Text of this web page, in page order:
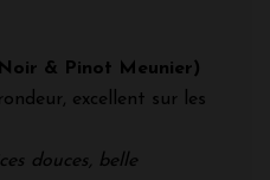
& Pinot Meunier)
excellent sur les
douces, belle